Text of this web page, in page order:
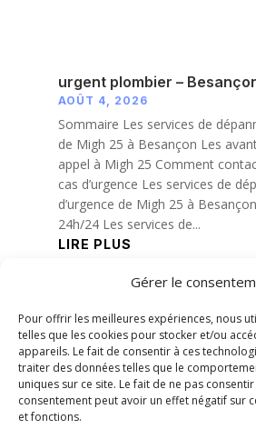
Gérer le
Pour offrir les meilleures expériences, nous
telles que les cookies pour stocker et/ou
appareils. Le fait de consentir à ces
traiter des données telles que le
uniques sur ce site. Le fait de ne pas
consentement peut avoir un effet négatif sur
et fonctions.
urgent plombier –
AOÛT 4, 2026
Sommaire Les services de
de Migh 25 à Besançon Les
appel à Migh 25 Comment
cas d’urgence Les services de
d’urgence de Migh 25 à
24h/24 Les services de...
LIRE PLUS
« Entrées précédentes